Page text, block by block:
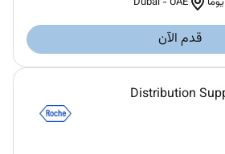
قدم الآن
Distribution